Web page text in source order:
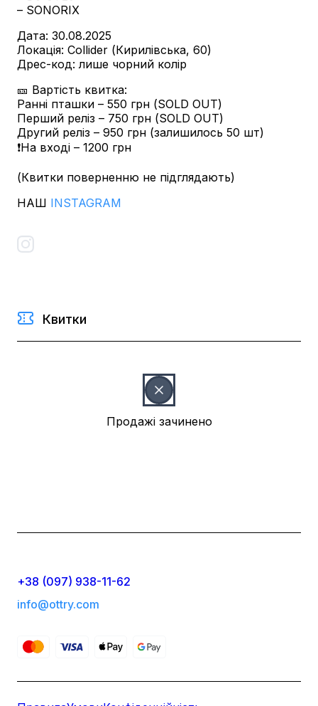
– SONORIX
Дата: 30.08.2025
Локація: Collider (Кирилівська, 60)
Дрес-код: лише чорний колір
🎫 Вартість квитка:
Ранні пташки – 550 грн (SOLD OUT)
Перший реліз – 750 грн (SOLD OUT)
Другий реліз – 950 грн (залишилось 50 шт)
❗️На вході – 1200 грн
(Квитки поверненню не підглядають)
НАШ INSTAGRAM
Квитки
Продажі зачинено
+38 (097) 938-11-62
info@ottry.com